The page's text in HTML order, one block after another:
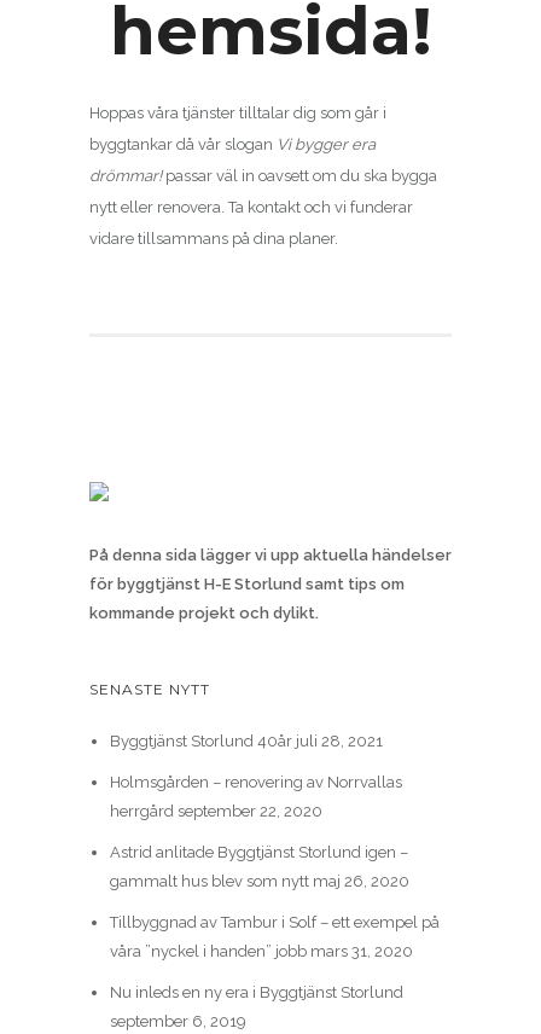
hemsida!
Hoppas våra tjänster tilltalar dig som går i
byggtankar då vår slogan Vi bygger era
drömmar!passar väl in oavsett om du ska bygga
nytt eller renovera. Ta kontakt och vi funderar
vidare tillsammans på dina planer.
På denna sida lägger vi upp aktuella händelser
för byggtjänst H-E Storlund samt tips om
kommande projekt och dylikt.
SENASTE NYTT
Byggtjänst Storlund 40år juli 28, 2021
Holmsgården – renovering av Norrvallas
herrgård september 22, 2020
Astrid anlitade Byggtjänst Storlund igen –
gammalt hus blev som nytt maj 26, 2020
Tillbyggnad av Tambur i Solf – ett exempel på
våra ”nyckel i handen” jobb mars 31, 2020
Nu inleds en ny era i Byggtjänst Storlund
september 6, 2019